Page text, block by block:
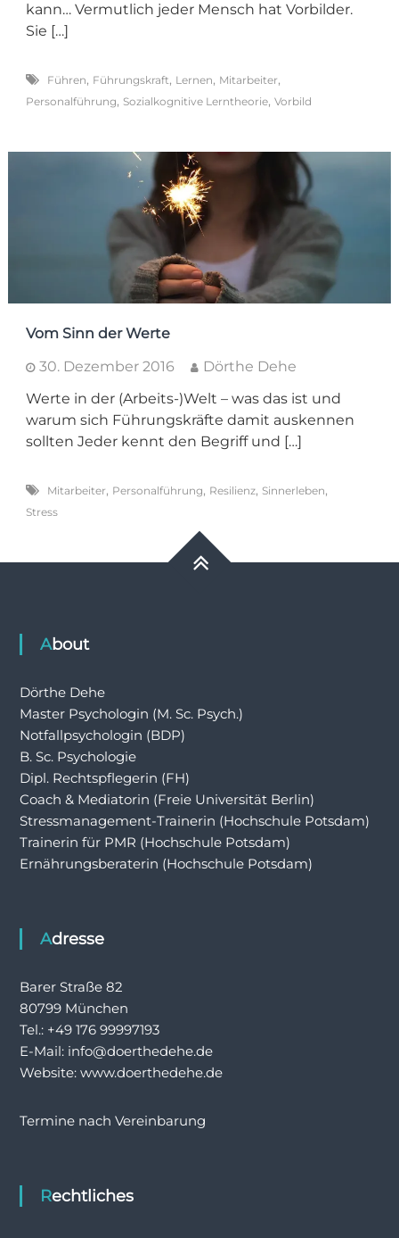
kann… Vermutlich jeder Mensch hat Vorbilder.
Sie […]
Führen, Führungskraft, Lernen, Mitarbeiter,
Personalführung, Sozialkognitive Lerntheorie, Vorbild
Vom Sinn der Werte
30. Dezember 2016
Dörthe Dehe
Werte in der (Arbeits-)Welt – was das ist und
warum sich Führungskräfte damit auskennen
sollten Jeder kennt den Begriff und […]
Mitarbeiter, Personalführung, Resilienz, Sinnerleben,
Stress
About
Dörthe Dehe
Master Psychologin (M. Sc. Psych.)
Notfallpsychologin (BDP)
B. Sc. Psychologie
Dipl. Rechtspflegerin (FH)
Coach & Mediatorin (Freie Universität Berlin)
Stressmanagement-Trainerin (Hochschule Potsdam)
Trainerin für PMR (Hochschule Potsdam)
Ernährungsberaterin (Hochschule Potsdam)
Adresse
Barer Straße 82
80799 München
Tel.: +49 176 99997193
E-Mail: info@doerthedehe.de
Website: www.doerthedehe.de
Termine nach Vereinbarung
Rechtliches